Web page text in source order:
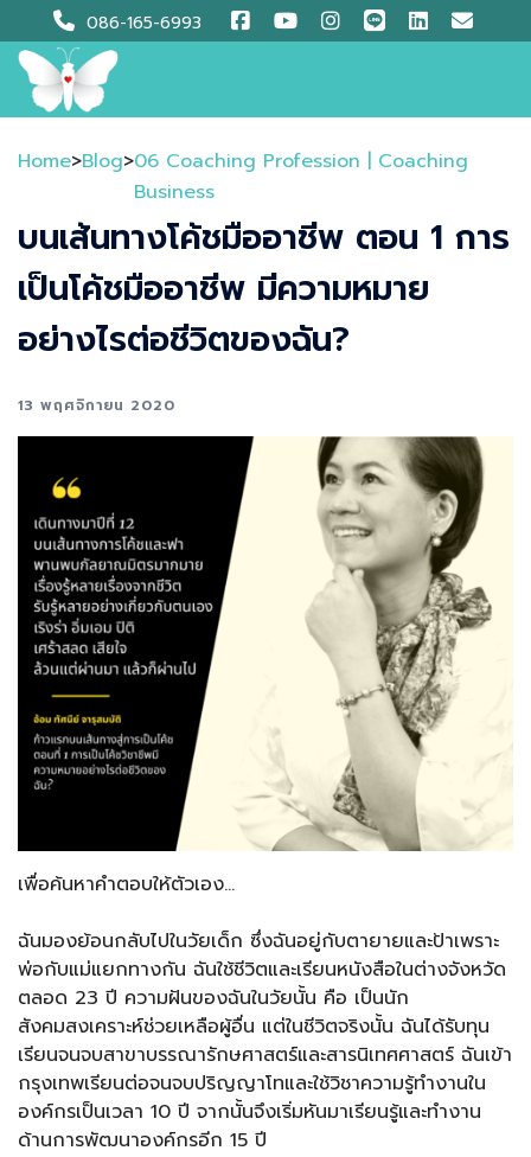
to
content
086-165-6993
Home>Blog>06 Coaching Profession | Coaching
Business
บนเส้นทางโค้ชมืออาชีพ ตอน 1 การ
เป็นโค้ชมืออาชีพ มีความหมาย
อย่างไรต่อชีวิตของฉัน?
13 พฤศจิกายน 2020
เพื่อค้นหาคำตอบให้ตัวเอง…
ฉันมองย้อนกลับไปในวัยเด็ก ซึ่งฉันอยู่กับตายายและป้าเพราะ
พ่อกับแม่แยกทางกัน ฉันใช้ชีวิตและเรียนหนังสือในต่างจังหวัด
ตลอด 23 ปี ความฝันของฉันในวัยนั้น คือ เป็นนัก
สังคมสงเคราะห์ช่วยเหลือผู้อื่น แต่ในชีวิตจริงนั้น ฉันได้รับทุน
เรียนจนจบสาขาบรรณารักษศาสตร์และสารนิเทศศาสตร์ ฉันเข้า
กรุงเทพเรียนต่อจนจบปริญญาโทและใช้วิชาความรู้ทำงานใน
องค์กรเป็นเวลา 10 ปี จากนั้นจึงเริ่มหันมาเรียนรู้และทำงาน
ด้านการพัฒนาองค์กรอีก 15 ปี